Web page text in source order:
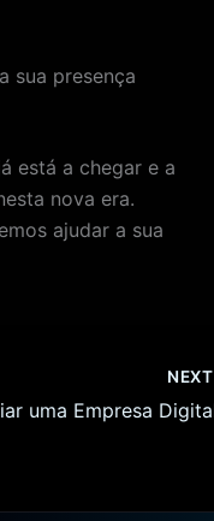
sua presença
está a chegar e a
nova era.
ajudar a sua
NEXT